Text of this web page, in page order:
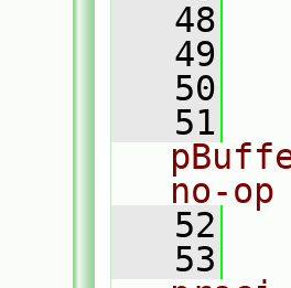
   48
   49
   50
   51
no-
   52
   53